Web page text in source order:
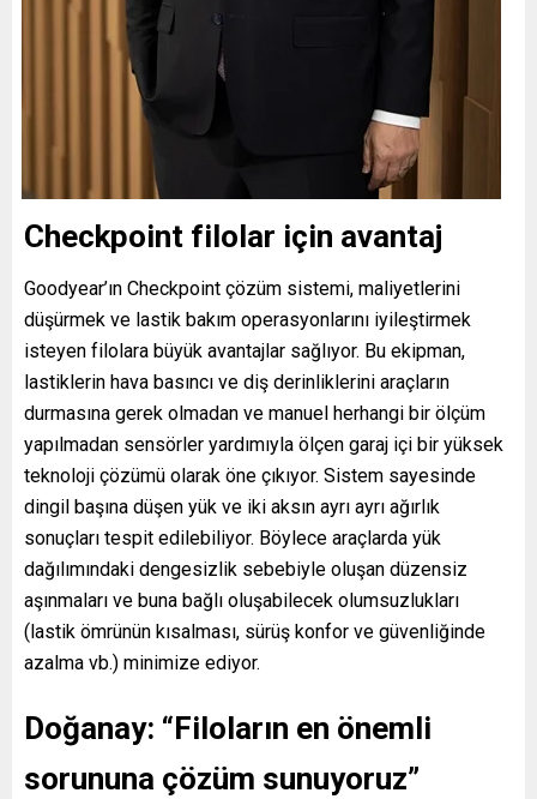
Checkpoint filolar için avantaj
Goodyear’ın Checkpoint çözüm sistemi, maliyetlerini
düşürmek ve lastik bakım operasyonlarını iyileştirmek
isteyen filolara büyük avantajlar sağlıyor. Bu ekipman,
lastiklerin hava basıncı ve diş derinliklerini araçların
durmasına gerek olmadan ve manuel herhangi bir ölçüm
yapılmadan sensörler yardımıyla ölçen garaj içi bir yüksek
teknoloji çözümü olarak öne çıkıyor. Sistem sayesinde
dingil başına düşen yük ve iki aksın ayrı ayrı ağırlık
sonuçları tespit edilebiliyor. Böylece araçlarda yük
dağılımındaki dengesizlik sebebiyle oluşan düzensiz
aşınmaları ve buna bağlı oluşabilecek olumsuzlukları
(lastik ömrünün kısalması, sürüş konfor ve güvenliğinde
azalma vb.) minimize ediyor.
Doğanay: “Filoların en önemli
sorununa çözüm sunuyoruz”